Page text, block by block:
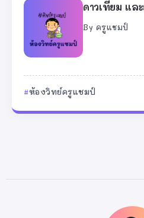
ดาวเทียม แล
By ครูแชมป์
ห้องวิทย์ครูแชมป์